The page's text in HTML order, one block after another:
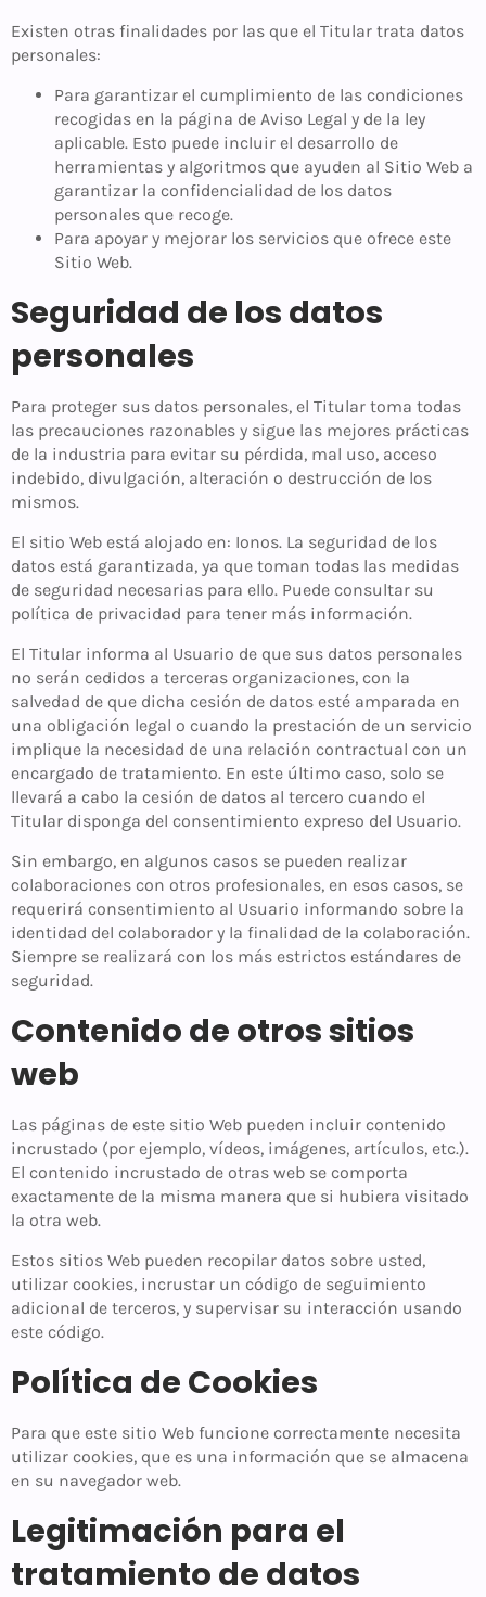
Existen otras finalidades por las que el Titular trata datos
personales:
Para garantizar el cumplimiento de las condiciones
recogidas en la página de Aviso Legal y de la ley
aplicable. Esto puede incluir el desarrollo de
herramientas y algoritmos que ayuden al Sitio Web a
garantizar la confidencialidad de los datos
personales que recoge.
Para apoyar y mejorar los servicios que ofrece este
Sitio Web.
Seguridad de los datos
personales
Para proteger sus datos personales, el Titular toma todas
las precauciones razonables y sigue las mejores prácticas
de la industria para evitar su pérdida, mal uso, acceso
indebido, divulgación, alteración o destrucción de los
mismos.
El sitio Web está alojado en: Ionos. La seguridad de los
datos está garantizada, ya que toman todas las medidas
de seguridad necesarias para ello. Puede consultar su
política de privacidad para tener más información.
El Titular informa al Usuario de que sus datos personales
no serán cedidos a terceras organizaciones, con la
salvedad de que dicha cesión de datos esté amparada en
una obligación legal o cuando la prestación de un servicio
implique la necesidad de una relación contractual con un
encargado de tratamiento. En este último caso, solo se
llevará a cabo la cesión de datos al tercero cuando el
Titular disponga del consentimiento expreso del Usuario.
Sin embargo, en algunos casos se pueden realizar
colaboraciones con otros profesionales, en esos casos, se
requerirá consentimiento al Usuario informando sobre la
identidad del colaborador y la finalidad de la colaboración.
Siempre se realizará con los más estrictos estándares de
seguridad.
Contenido de otros sitios
web
Las páginas de este sitio Web pueden incluir contenido
incrustado (por ejemplo, vídeos, imágenes, artículos, etc.).
El contenido incrustado de otras web se comporta
exactamente de la misma manera que si hubiera visitado
la otra web.
Estos sitios Web pueden recopilar datos sobre usted,
utilizar cookies, incrustar un código de seguimiento
adicional de terceros, y supervisar su interacción usando
este código.
Política de Cookies
Para que este sitio Web funcione correctamente necesita
utilizar cookies, que es una información que se almacena
en su navegador web.
Legitimación para el
tratamiento de datos